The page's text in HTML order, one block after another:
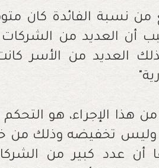
من نسبة الفائدة كان
أن العديد من الشركات
العديد من الأسر
هذا الإجراء، هو
تخفيضه وذلك من
أن عدد كبير من